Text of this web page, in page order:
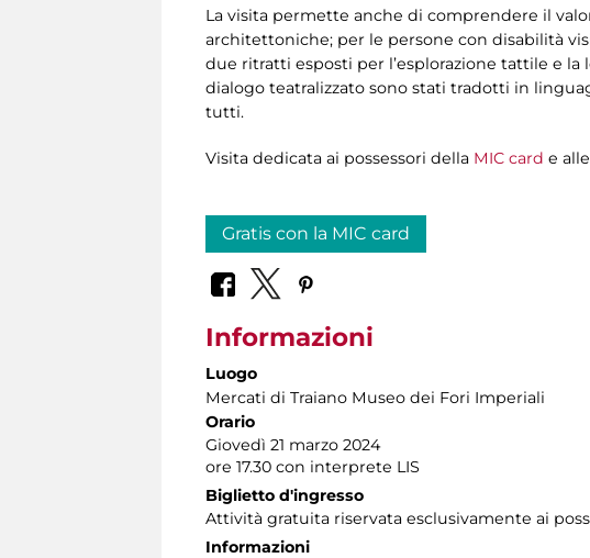
La visita permette anche di comprendere il
architettoniche; per le persone con disabilità
due ritratti esposti per l’esplorazione tattile e
dialogo teatralizzato sono stati tradotti in
tutti.
Visita dedicata ai possessori della MIC card e
Gratis con la MIC card
Informazioni
Luogo
Mercati di Traiano Museo dei Fori Imperiali
Orario
Giovedì 21 marzo 2024
ore 17.30 con interprete LIS
Biglietto d'ingresso
Attività gratuita riservata esclusivamente ai
Informazioni